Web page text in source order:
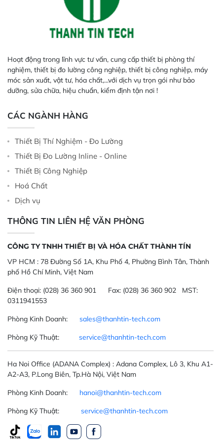
Hoạt động trong lĩnh vực tư vấn, cung cấp thiết bị phòng thí
nghiệm, thiết bị đo lường công nghiệp, thiết bị công nghiệp, máy
móc sản xuất, vật tư, hóa chất,...với dịch vụ trọn gói như bảo
dưỡng, sửa chữa, hiệu chuẩn, kiểm định tận nơi !
CÁC NGÀNH HÀNG
Thiết Bị Thí Nghiệm - Đo Lường
Thiết Bị Đo Lường Inline - Online
Thiết Bị Công Nghiệp
Hoá Chất
Dịch vụ
THÔNG TIN LIÊN HỆ VĂN PHÒNG
CÔNG TY TNHH THIẾT BỊ VÀ HÓA CHẤT THÀNH TÍN
VP HCM : 78 Đường Số 1A, Khu Phố 4, Phường Bình Tân, Thành
phố Hồ Chí Minh, Việt Nam
Điện thoại: (028) 36 360 901 Fax: (028) 36 360 902 MST:
0311941553
Phòng Kinh Doanh: sales@thanhtin-tech.com
Phòng Kỹ Thuật: service@thanhtin-tech.com
Ha Noi Office (ADANA Complex) : Adana Complex, Lô 3, Khu A1-
A2-A3, P.Long Biên, Tp.Hà Nội, Việt Nam
Phòng Kinh Doanh: hanoi@thanhtin-tech.com
Phòng Kỹ Thuật: service@thanhtin-tech.com